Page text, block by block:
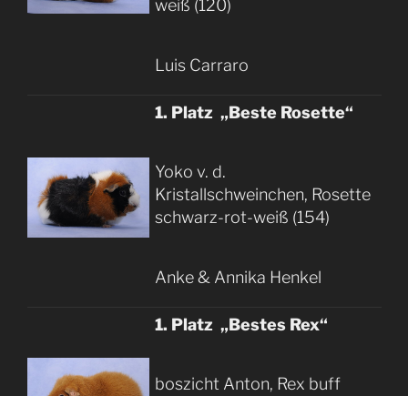
weiß (120)
Luis Carraro
1. Platz „Beste Rosette“
Yoko v. d.
Kristallschweinchen, Rosette
schwarz-rot-weiß (154)
Anke & Annika Henkel
1. Platz „Bestes Rex“
boszicht Anton, Rex buff